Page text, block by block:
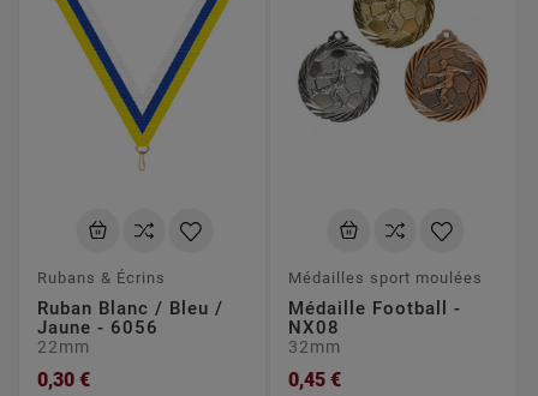
Rubans & Écrins
Ruban Blanc / Bleu /
Jaune - 6056
22mm
0,30 €
Médailles sport moulées
Médaille Football -
NX08
32mm
0,45 €